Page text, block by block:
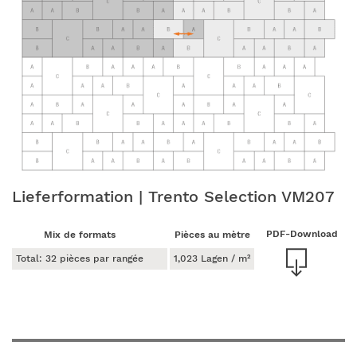
Lieferformation | Trento Selection VM207
Mix de formats Pièces au mètre
Total: 32 pièces par rangée 1,023 Lagen / m²
PDF-Download